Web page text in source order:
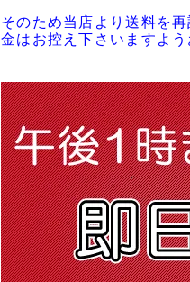
そのため当店より送料を
金はお控え下さいますよう